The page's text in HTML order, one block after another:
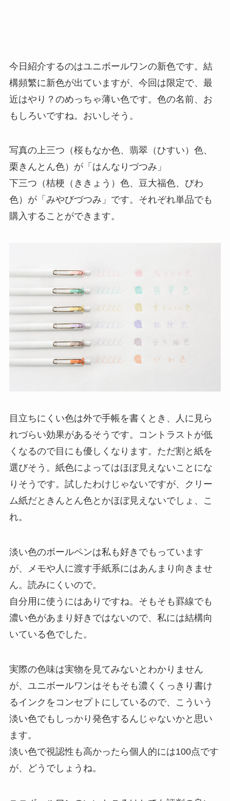
今日紹介するのはユニボールワンの新色です。結
構頻繁に新色が出ていますが、今回は限定で、最
近はやり？のめっちゃ薄い色です。色の名前、お
もしろいですね。おいしそう。
写真の上三つ（桜もなか色、翡翠（ひすい）色、
栗きんとん色）が「はんなりづつみ」
下三つ（桔梗（ききょう）色、豆大福色、びわ
色）が「みやびづつみ」です。それぞれ単品でも
購入することができます。
目立ちにくい色は外で手帳を書くとき、人に見ら
れづらい効果があるそうです。コントラストが低
くなるので目にも優しくなります。ただ割と紙を
選びそう。紙色によってはほぼ見えないことにな
りそうです。試したわけじゃないですが、クリー
ム紙だときんとん色とかほぼ見えないでしょ、こ
れ。
淡い色のボールペンは私も好きでもっています
が、メモや人に渡す手紙系にはあんまり向きませ
ん。読みにくいので。
自分用に使うにはありですね。そもそも罫線でも
濃い色があまり好きではないので、私には結構向
いている色でした。
実際の色味は実物を見てみないとわかりません
が、ユニボールワンはそもそも濃くくっきり書け
るインクをコンセプトにしているので、こういう
淡い色でもしっかり発色するんじゃないかと思い
ます。
淡い色で視認性も高かったら個人的には100点です
が、どうでしょうね。